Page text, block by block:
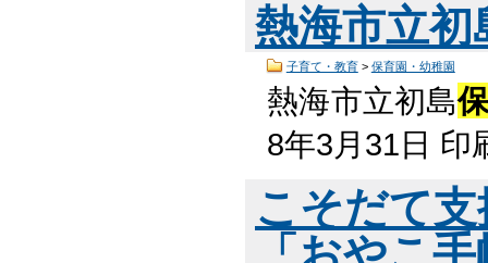
熱海市立初
子育て・教育> 保育園・幼稚園
熱海市立初島
8年3月31日
こそだて
「おやこ